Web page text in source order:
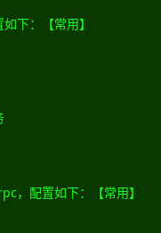
下：【常用】
，配置如下：【常用】